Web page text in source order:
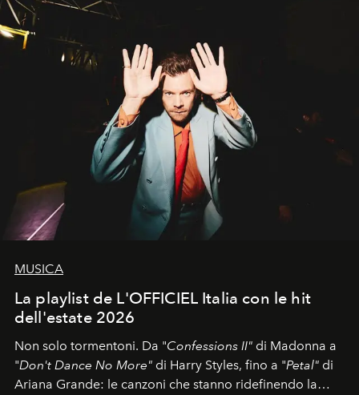
MUSICA
La playlist de L'OFFICIEL Italia con le hit
dell'estate 2026
Non solo tormentoni. Da "Confessions II" di Madonna a
"Don't Dance No More" di Harry Styles, fino a "Petal" di
Ariana Grande: le canzoni che stanno ridefinendo la